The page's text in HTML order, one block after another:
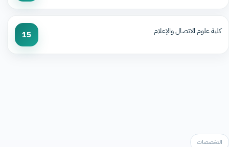
كلية علوم الاتصال والإعلام 15
التخصصات